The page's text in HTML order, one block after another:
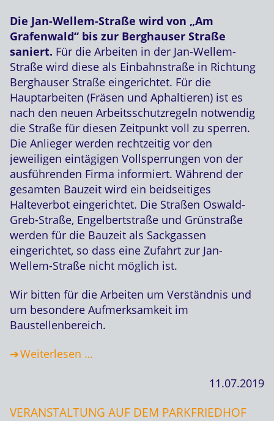
Die Jan-Wellem-Straße wird von „Am
Grafenwald“ bis zur Berghauser Straße
saniert. Für die Arbeiten in der Jan-Wellem-
Straße wird diese als Einbahnstraße in Richtung
Berghauser Straße eingerichtet. Für die
Hauptarbeiten (Fräsen und Aphaltieren) ist es
nach den neuen Arbeitsschutzregeln notwendig
die Straße für diesen Zeitpunkt voll zu sperren.
Die Anlieger werden rechtzeitig vor den
jeweiligen eintägigen Vollsperrungen von der
ausführenden Firma informiert. Während der
gesamten Bauzeit wird ein beidseitiges
Halteverbot eingerichtet. Die Straßen Oswald-
Greb-Straße, Engelbertstraße und Grünstraße
werden für die Bauzeit als Sackgassen
eingerichtet, so dass eine Zufahrt zur Jan-
Wellem-Straße nicht möglich ist.
Wir bitten für die Arbeiten um Verständnis und
um besondere Aufmerksamkeit im
Baustellenbereich.
Weiterlesen …
11.07.2019
VERANSTALTUNG AUF DEM PARKFRIEDHOF